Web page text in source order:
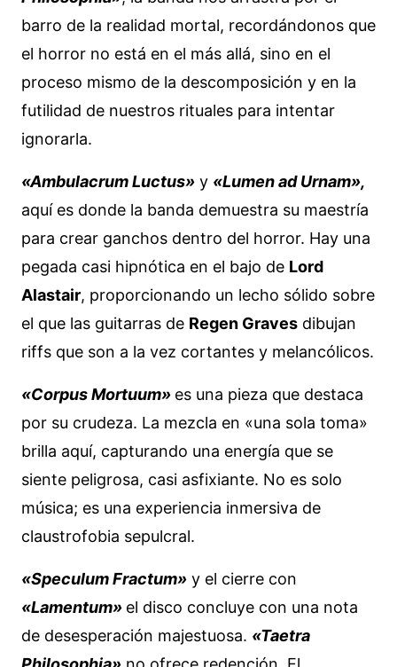
barro de la realidad mortal, recordándonos que
el horror no está en el más allá, sino en el
proceso mismo de la descomposición y en la
futilidad de nuestros rituales para intentar
ignorarla.
«Ambulacrum Luctus» y «Lumen ad Urnam»,
aquí es donde la banda demuestra su maestría
para crear ganchos dentro del horror. Hay una
pegada casi hipnótica en el bajo de Lord
Alastair, proporcionando un lecho sólido sobre
el que las guitarras de Regen Graves dibujan
riffs que son a la vez cortantes y melancólicos.
«Corpus Mortuum» es una pieza que destaca
por su crudeza. La mezcla en «una sola toma»
brilla aquí, capturando una energía que se
siente peligrosa, casi asfixiante. No es solo
música; es una experiencia inmersiva de
claustrofobia sepulcral.
«Speculum Fractum» y el cierre con
«Lamentum» el disco concluye con una nota
de desesperación majestuosa. «Taetra